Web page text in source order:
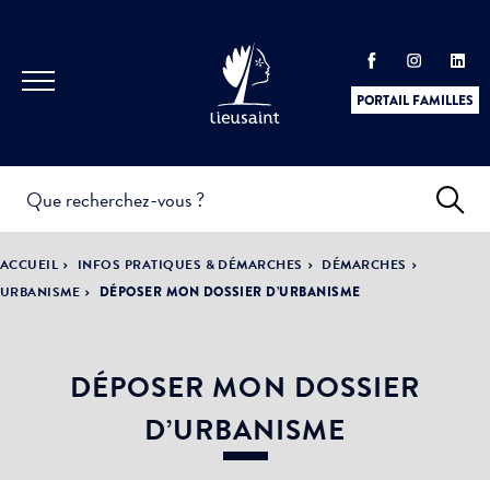
PORTAIL FAMILLES
PRATIQUES &
DÉMARCHES
ACTUALITÉS &
ÉVÈNEMENTS
LA VILLE
DÉMOCRATIE
PARTICIPATIVE
ACCUEIL INFOS PRATIQUES & DÉMARCHES
DÉMARCHES
URBANISME
DÉPOSER MON DOSSIER D’URBANISME
DÉPOSER MON DOSSIER
D’URBANISME